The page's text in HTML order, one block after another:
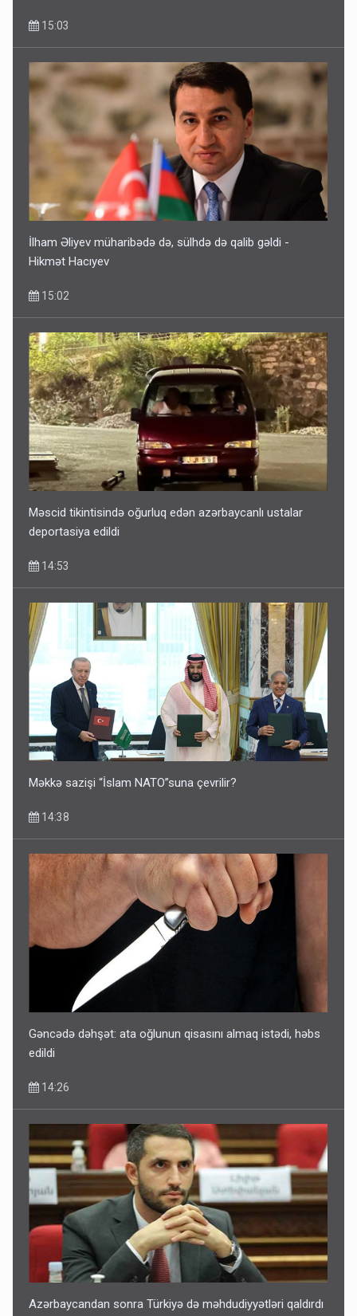
15:03
İlham Əliyev müharibədə də, sülhdə də qalib gəldi -
Hikmət Hacıyev
15:02
Məscid tikintisində oğurluq edən azərbaycanlı ustalar
deportasiya edildi
14:53
Məkkə sazişi “İslam NATO”suna çevrilir?
14:38
Gəncədə dəhşət: ata oğlunun qisasını almaq istədi, həbs
edildi
14:26
Azərbaycandan sonra Türkiyə də məhdudiyyətləri qaldırdı